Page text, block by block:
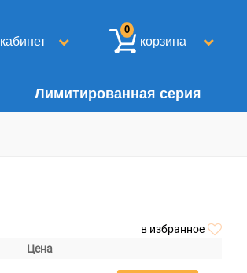
кабинет корзина
0
Лимитированная серия
в избранное
Цена